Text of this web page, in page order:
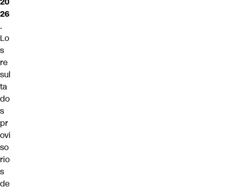
26
.
Lo
s
re
sul
ta
do
s
pr
ovi
so
rio
s
de